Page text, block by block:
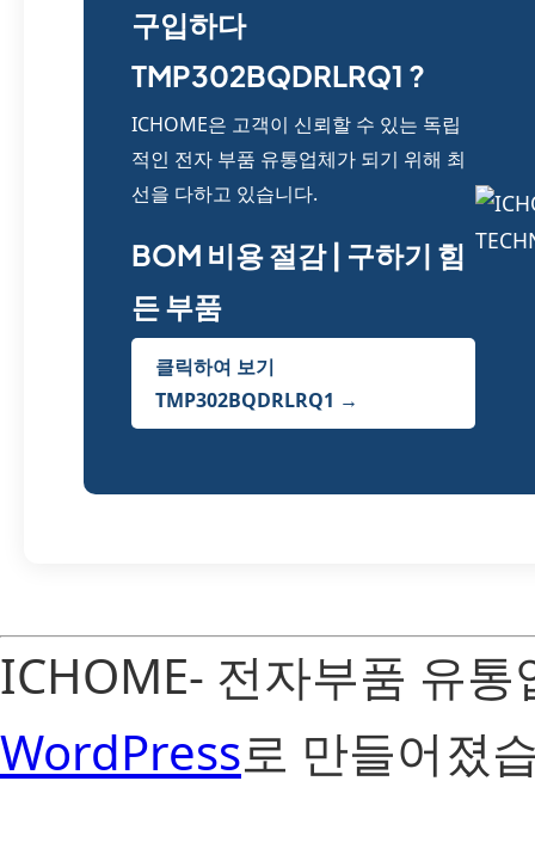
구입하다
TMP302BQDRLRQ1 ?
ICHOME은 고객이 신뢰할 수 있는 독립
적인 전자 부품 유통업체가 되기 위해 최
선을 다하고 있습니다.
BOM 비용 절감 | 구하기 힘
든 부품
클릭하여 보기
TMP302BQDRLRQ1 →
ICHOME- 전자부품 유
WordPress로 만들어졌